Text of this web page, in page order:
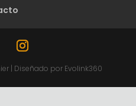
| Diseñado por Evolink360